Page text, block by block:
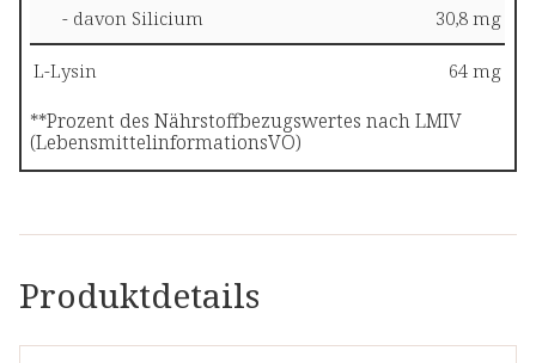
Produktdetails
- davon Silicium 30,8 mg
L-Lysin 64 mg
**Prozent des Nährstoffbezugswertes nach LMIV
(LebensmittelinformationsVO)